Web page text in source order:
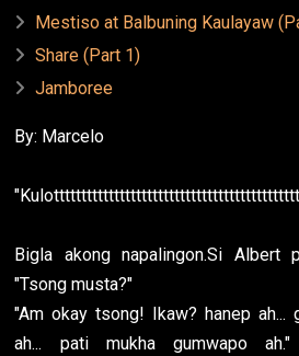
Mestiso at Balbuning Kaulayaw
Share (Part 1)
Jamboree
By: Marcelo
Bigla akong napalingon.Si Albert
"Tsong musta?"
"Am okay tsong! Ikaw? hanep ah...
ah... pati mukha gumwapo